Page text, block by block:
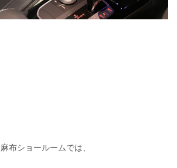
麻布ショールームでは、